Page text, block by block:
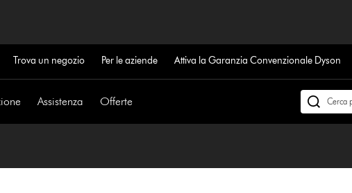
Trova un negozio Per le aziende Attiva la Garanzia Convenzionale Dyson
Assistenza Offerte
Cerca